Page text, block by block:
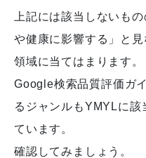
上記には該当しないも
や健康に影響する」と
領域に当てはまります。
Google検索品質評価ガ
るジャンルもYMYLに該
ています。
確認してみましょう。